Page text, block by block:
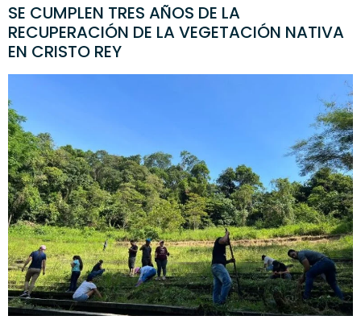
SE CUMPLEN TRES AÑOS DE LA
RECUPERACIÓN DE LA VEGETACIÓN NATIVA
EN CRISTO REY